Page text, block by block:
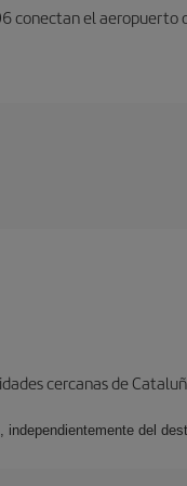
conectan el aeropuerto
cercanas de
del